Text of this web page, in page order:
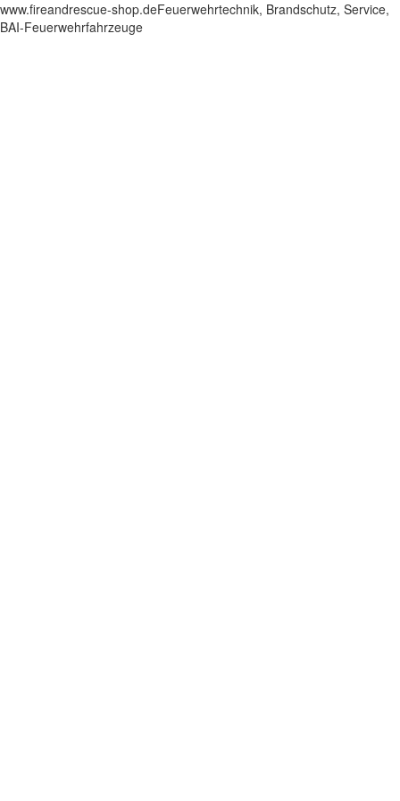
www.fireandrescue-shop.deFeuerwehrtechnik, Brandschutz, Service,
BAI-Feuerwehrfahrzeuge